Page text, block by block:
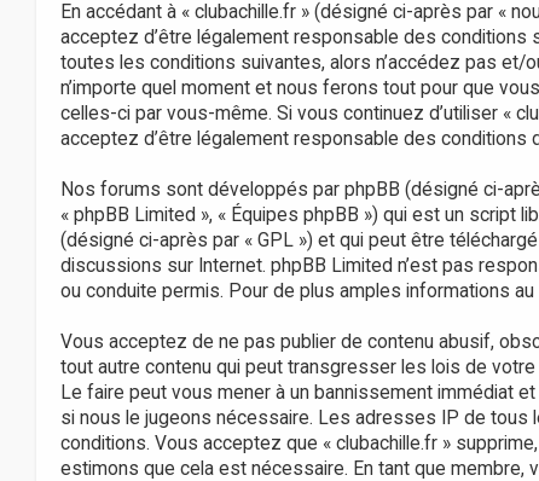
En accédant à « clubachille.fr » (désigné ci-après par «
acceptez d’être légalement responsable des conditions
toutes les conditions suivantes, alors n’accédez pas et/
n’importe quel moment et nous ferons tout pour que
celles-ci par vous-même. Si vous continuez d’utiliser «
acceptez d’être légalement responsable des
Nos forums sont développés par phpBB (désigné ci-
« phpBB Limited », « Équipes phpBB ») qui est un script
(désigné ci-après par « GPL ») et qui peut être
discussions sur Internet. phpBB Limited n’est pas
ou conduite permis. Pour de plus amples informations
Vous acceptez de ne pas publier de contenu abusif,
tout autre contenu qui peut transgresser les lois de
Le faire peut vous mener à un bannissement immédiat
si nous le jugeons nécessaire. Les adresses IP de
conditions. Vous acceptez que « clubachille.fr »
estimons que cela est nécessaire. En tant que